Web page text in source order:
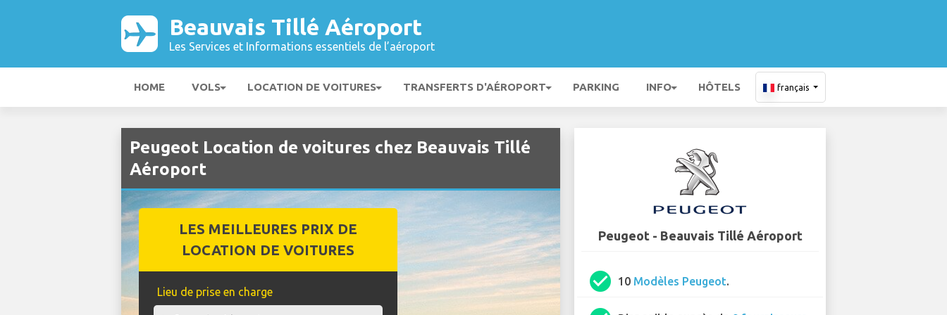
Beauvais Tillé Aéroport
Les Services et Informations essentiels de l’aéroport
HOME VOLS LOCATION DE VOITURES TRANSFERTS D'AÉROPORT PARKING INFO HÔTELS français
Peugeot Location de voitures chez Beauvais Tillé
Aéroport
LES MEILLEURES PRIX DE
LOCATION DE VOITURES
Lieu de prise en charge
Peugeot - Beauvais Tillé Aéroport
check_circle 10 Modèles Peugeot.